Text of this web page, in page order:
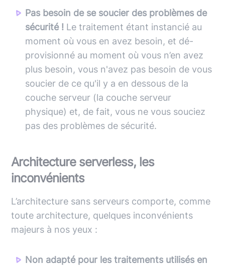
Pas besoin de se soucier des problèmes de
sécurité ! Le traitement étant instancié au
moment où vous en avez besoin, et dé-
provisionné au moment où vous n’en avez
plus besoin, vous n'avez pas besoin de vous
soucier de ce qu'il y a en dessous de la
couche serveur (la couche serveur
physique) et, de fait, vous ne vous souciez
pas des problèmes de sécurité.
Architecture serverless, les
inconvénients
L’architecture sans serveurs comporte, comme
toute architecture, quelques inconvénients
majeurs à nos yeux :
Non adapté pour les traitements utilisés en